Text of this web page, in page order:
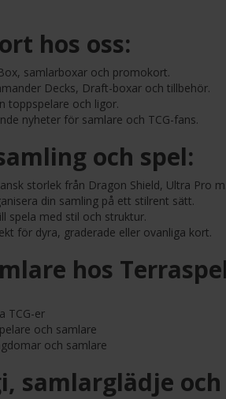
hos oss:
samlarboxar och promokort.
Decks, Draft-boxar och tillbehör.
toppspelare och ligor.
nyheter för samlare och TCG-fans.
och spel:
storlek från Dragon Shield, Ultra Pro
din samling på ett stilrent sätt.
spela med stil och struktur.
för dyra, graderade eller ovanliga kort.
hos
TCG-er
och samlare
och samlare
samlarglädje